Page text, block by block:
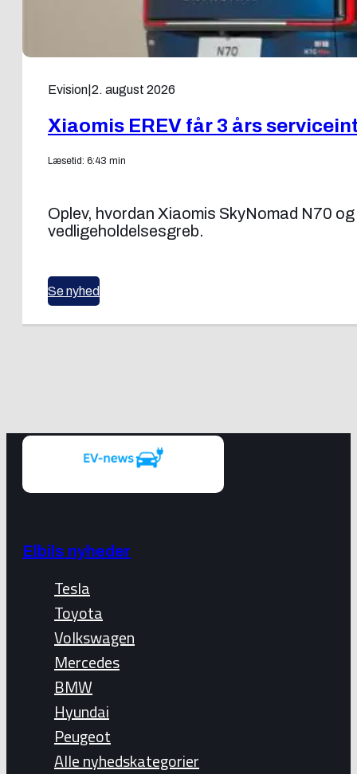
Evision 2. august 2026
Xiaomis EREV får 3 års
Læsetid: 6:43 min
Oplev, hvordan Xiaomis SkyNomad N70
vedligeholdelsesgreb.
Se nyhed
Elbils nyheder
Tesla
Toyota
Volkswagen
Mercedes
BMW
Hyundai
Peugeot
Alle nyhedskategorier